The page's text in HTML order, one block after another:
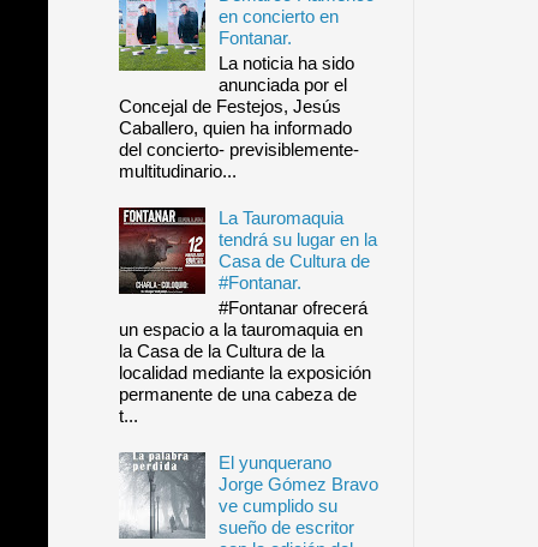
en concierto en
Fontanar.
La noticia ha sido
anunciada por el
Concejal de Festejos, Jesús
Caballero, quien ha informado
del concierto- previsiblemente-
multitudinario...
La Tauromaquia
tendrá su lugar en la
Casa de Cultura de
#Fontanar.
#Fontanar ofrecerá
un espacio a la tauromaquia en
la Casa de la Cultura de la
localidad mediante la exposición
permanente de una cabeza de
t...
El yunquerano
Jorge Gómez Bravo
ve cumplido su
sueño de escritor